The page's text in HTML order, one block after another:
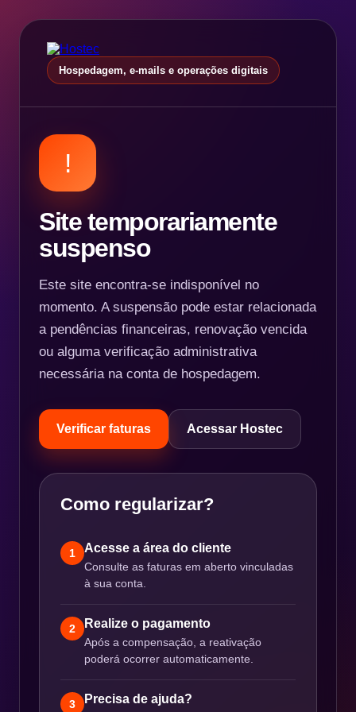
Hospedagem, e-mails e operações digitais
!
Site temporariamente
suspenso
Este site encontra-se indisponível no
momento. A suspensão pode estar relacionada
a pendências financeiras, renovação vencida
ou alguma verificação administrativa
necessária na conta de hospedagem.
Verificar faturas Acessar Hostec
Como regularizar?
1 Acesse a área do cliente
Consulte as faturas em aberto vinculadas
à sua conta.
2 Realize o pagamento
Após a compensação, a reativação
poderá ocorrer automaticamente.
3 Precisa de ajuda?